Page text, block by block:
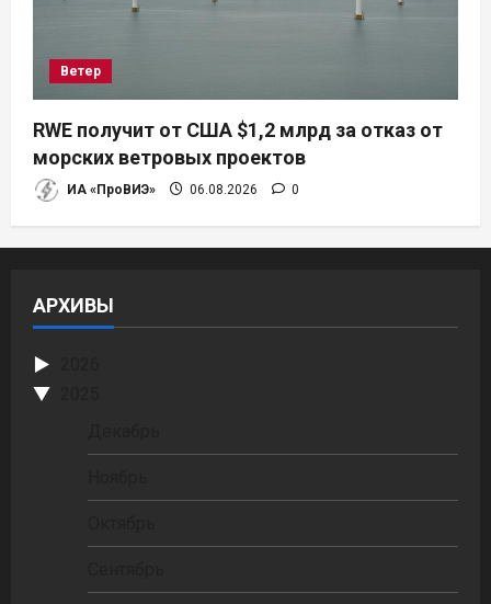
Ветер
RWE получит от США $1,2 млрд за отказ от
морских ветровых проектов
ИА «ПроВИЭ» 06.08.2026 0
АРХИВЫ